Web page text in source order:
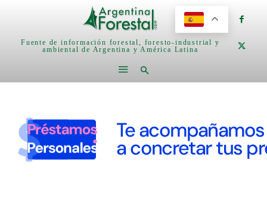
Fuente de información forestal, foresto-industrial y
ambiental de Argentina y América Latina